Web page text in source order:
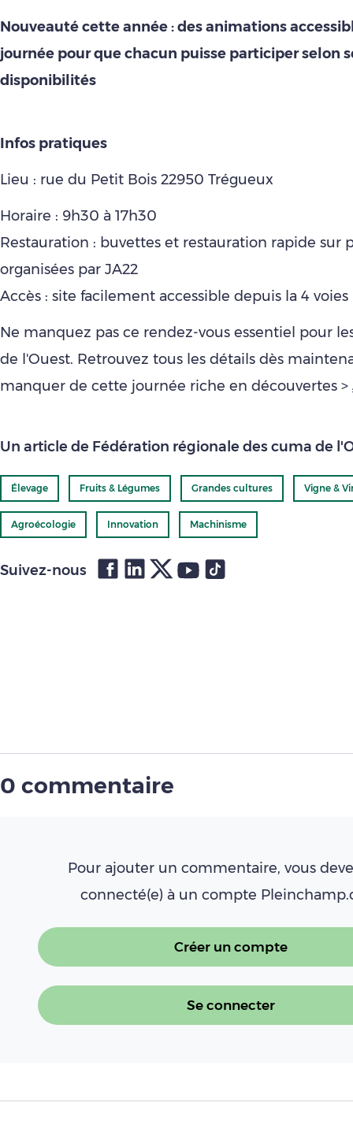
Nouveauté cette année : des animations
journée pour que chacun puisse participer selon
disponibilités
Infos pratiques
Lieu : rue du Petit Bois 22950 Trégueux
Horaire : 9h30 à 17h30
Restauration : buvettes et restauration rapide sur
organisées par JA22
Accès : site facilement accessible depuis la 4 voies
Ne manquez pas ce rendez-vous essentiel pour
de l'Ouest. Retrouvez tous les détails dès
manquer de cette journée riche en découvertes >
Un article de Fédération régionale des cuma de
Élevage Fruits & Légumes Grandes cultures Vigne &
Agroécologie Innovation Machinisme
Suivez-nous
0 commentaire
Pour ajouter un commentaire, vous
connecté(e) à un compte
Créer un compte
Se connecter